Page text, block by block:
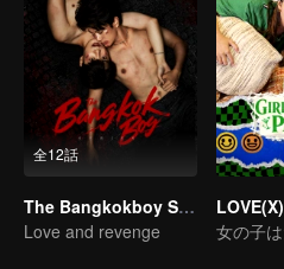
全12話
The Bangkokboy Series
Love and revenge